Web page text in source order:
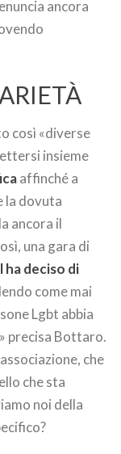
ancora
così «diverse
insieme
affinché a
la dovuta
ancora il
una gara di
ha deciso di
come mai
Lgbt abbia
precisa Bottaro.
che
che sta
noi della